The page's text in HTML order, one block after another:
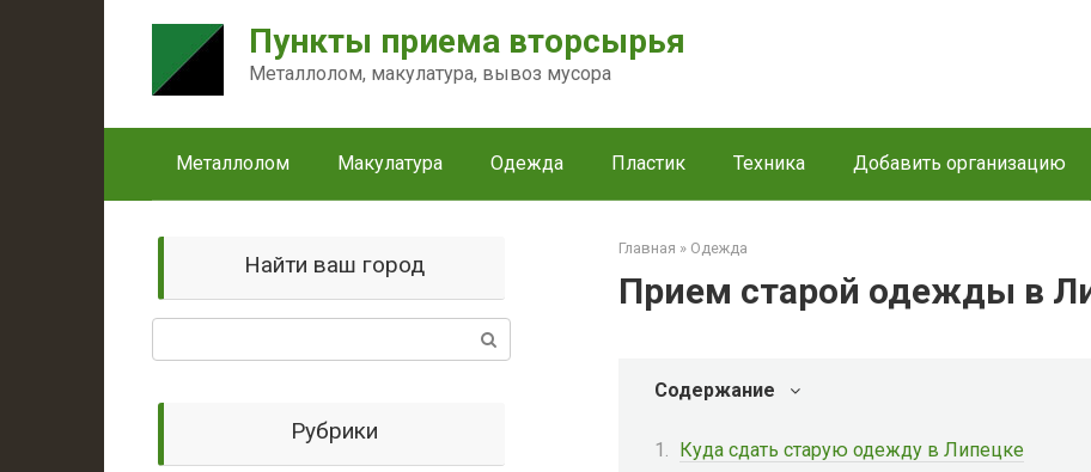
Пункты приема вторсырья
Металлолом, макулатура, вывоз мусора
Металлолом Макулатура Одежда Пластик Техника Добавить организацию
Главная » Одежда
Прием старой одежды в
Содержание
Куда сдать старую одежду в Липецке
Найти ваш город
Рубрики